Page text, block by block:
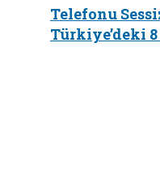
Telefonu
Türkiye’deki